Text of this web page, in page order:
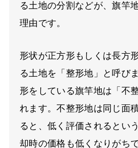
る土地の分割などが、旗竿
理由です。
形状が正方形もしくは長方
る土地を「整形地」と呼び
形をしている旗竿地は「不
れます。不整形地は同じ面
ると、低く評価されるとい
却時の価格も低くなりがちで